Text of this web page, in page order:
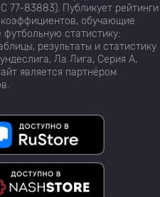
83883). Публикует рейтинги
обучающие
статистику:
результаты и статистику
Ла Лига, Серия А,
является партнёром